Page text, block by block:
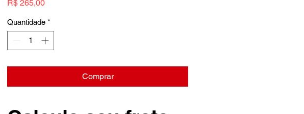
R$ 265,00Preço
Quantidade *
Comprar